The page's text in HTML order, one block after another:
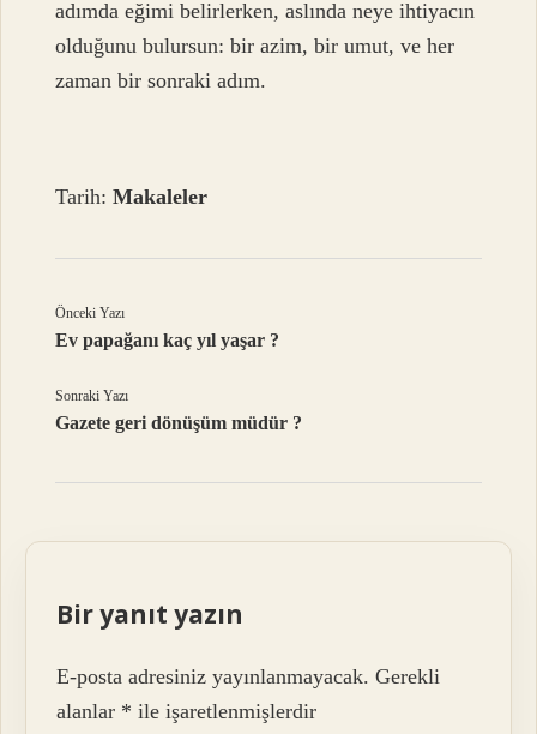
adımda eğimi belirlerken, aslında neye ihtiyacın
olduğunu bulursun: bir azim, bir umut, ve her
zaman bir sonraki adım.
Tarih:Makaleler
Önceki Yazı
Ev papağanı kaç yıl yaşar ?
Sonraki Yazı
Gazete geri dönüşüm müdür ?
Bir yanıt yazın
E-posta adresiniz yayınlanmayacak. Gerekli
alanlar * ile işaretlenmişlerdir